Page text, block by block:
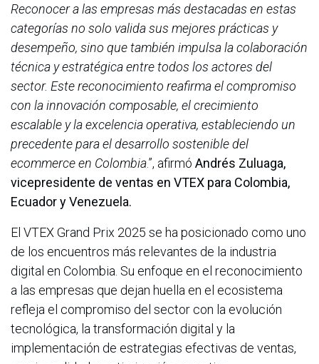
Reconocer a las empresas más destacadas en estas
categorías no solo valida sus mejores prácticas y
desempeño, sino que también impulsa la colaboración
técnica y estratégica entre todos los actores del
sector. Este reconocimiento reafirma el compromiso
con la innovación composable, el crecimiento
escalable y la excelencia operativa, estableciendo un
precedente para el desarrollo sostenible del
ecommerce en Colombia.”, afirmó Andrés Zuluaga,
vicepresidente de ventas en VTEX para Colombia,
Ecuador y Venezuela.
El VTEX Grand Prix 2025 se ha posicionado como uno
de los encuentros más relevantes de la industria
digital en Colombia. Su enfoque en el reconocimiento
a las empresas que dejan huella en el ecosistema
refleja el compromiso del sector con la evolución
tecnológica, la transformación digital y la
implementación de estrategias efectivas de ventas,